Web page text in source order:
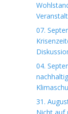
07.
04.
31.